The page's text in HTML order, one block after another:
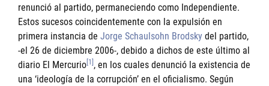
renunció al partido, permaneciendo como Independiente.
Estos sucesos coincidentemente con la expulsión en
primera instancia de Jorge Schaulsohn Brodsky del partido,
-el 26 de diciembre 2006-, debido a dichos de este último al
diario El Mercurio [1] , en los cuales denunció la existencia de
una ‘ideología de la corrupción’ en el oficialismo. Según